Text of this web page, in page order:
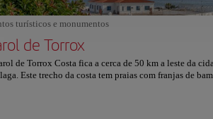
sobre reservas e preços, consulte o site oficial.
turísticos e monumentos
de Torrox
de Torrox Costa fica a cerca de 50 km a leste da
Este trecho da costa tem praias com franjas de